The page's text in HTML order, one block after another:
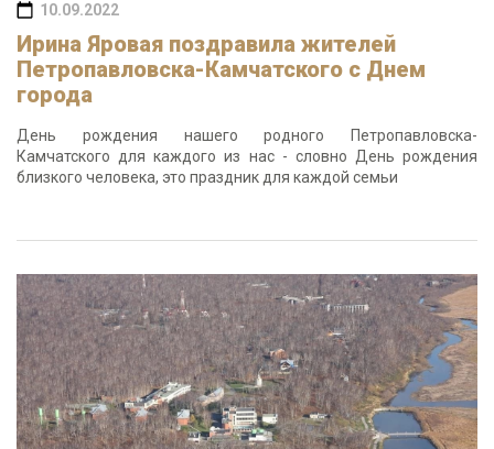
10.09.2022
Ирина Яровая поздравила жителей
Петропавловска-Камчатского с Днем
города
День рождения нашего родного Петропавловска-
Камчатского для каждого из нас - словно День рождения
близкого человека, это праздник для каждой семьи